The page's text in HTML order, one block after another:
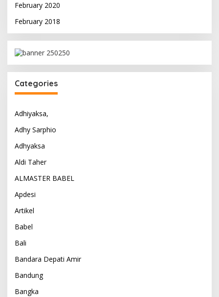
February 2020
February 2018
Categories
Adhiyaksa,
Adhy Sarphio
Adhyaksa
Aldi Taher
ALMASTER BABEL
Apdesi
Artikel
Babel
Bali
Bandara Depati Amir
Bandung
Bangka